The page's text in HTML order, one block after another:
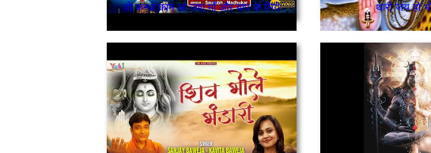
वो कन्धा काम आ जाए माँ और बाप के लिये थारी जय हो